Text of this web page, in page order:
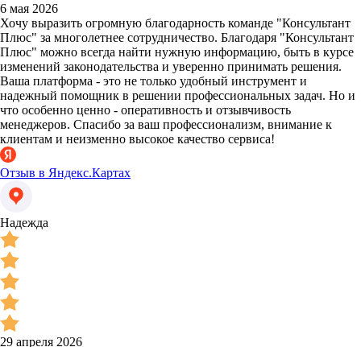
6 мая 2026
Хочу выразить огромную благодарность команде "Консультант
Плюс" за многолетнее сотрудничество. Благодаря "Консультант
Плюс" можно всегда найти нужную информацию, быть в курсе
изменений законодательства и уверенно принимать решения.
Ваша платформа - это не только удобный инструмент и
надежный помощник в решении профессиональных задач. Но и
что особенно ценно - оперативность и отзывчивость
менеджеров. Спасибо за ваш профессионализм, внимание к
клиентам и неизменно высокое качество сервиса!
Отзыв в Яндекс.Картах
Надежда
29 апреля 2026